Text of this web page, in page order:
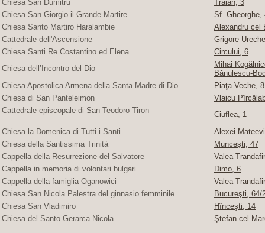
Chiesa San Dumitru
Traian, 3
Chiesa San Giorgio il Grande Martire
Sf. Gheorghe,
Chiesa Santo Martiro Haralambie
Alexandru cel
Cattedrale dell'Ascensione
Grigore
Chiesa Santi Re Costantino ed Elena
Circului, 6
Chiesa dell’Incontro del Dio
Mihai
Bănulescu-
Chiesa Apostolica Armena della Santa Madre di Dio
Piaţa Veche, 8
Chiesa di San Panteleimon
Vlaicu
Cattedrale episcopale di San Teodoro Tiron
Ciuflea, 1
Chiesa la Domenica di Tutti i Santi
Alexei
Chiesa della Santissima Trinità
Munceşti, 47
Cappella della Resurrezione del Salvatore
Valea
Cappella in memoria di volontari bulgari
Dimo, 6
Cappella della famiglia Oganowici
Valea
Chiesa San Nicola Palestra del ginnasio femminile
Bucureşti, 64/
Chiesa San Vladimiro
Hînceşti, 14
Chiesa del Santo Gerarca Nicola
Ştefan cel